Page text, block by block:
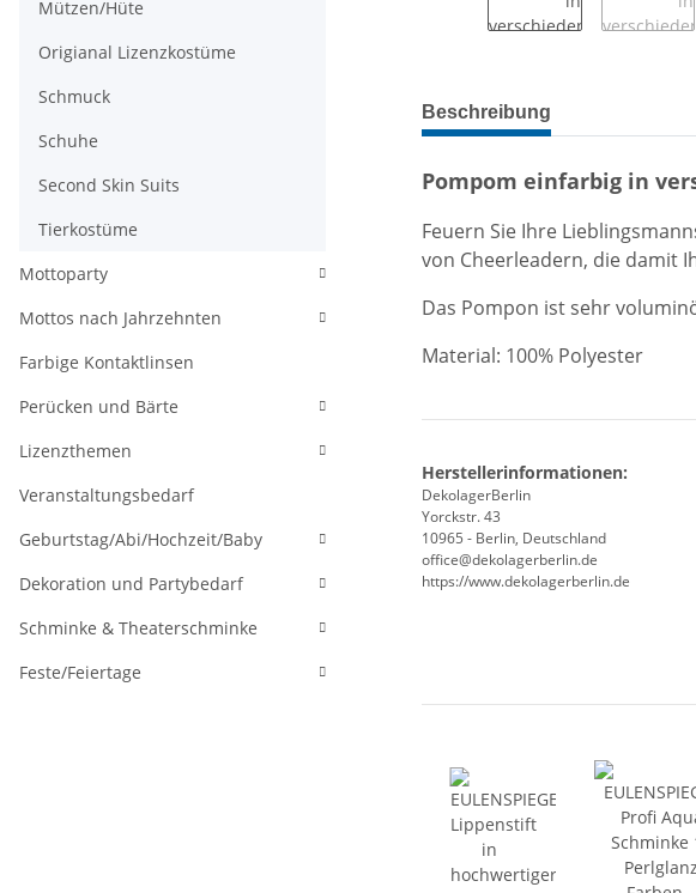
weitere Registerkarten anzeigen
Beschreibung
Pompom einfarbig in
Feuern Sie Ihre
von Cheerleadern, die damit
Das Pompon ist sehr
Material: 100% Polyester
Herstellerinformationen:
DekolagerBerlin
Yorckstr. 43
10965 - Berlin, Deutschland
office@dekolagerberlin.de
https://www.dekolagerberlin.de
Mützen/Hüte
Origianal Lizenzkostüme
Schmuck
Schuhe
Second Skin Suits
Tierkostüme
Mottoparty
Mottos nach Jahrzehnten
Farbige Kontaktlinsen
Perücken und Bärte
Lizenzthemen
Veranstaltungsbedarf
Geburtstag/Abi/Hochzeit/Baby
Dekoration und Partybedarf
Schminke & Theaterschminke
Feste/Feiertage